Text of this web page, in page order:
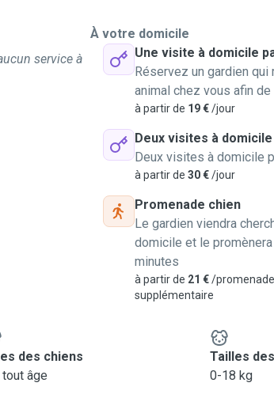
service à
À votre domicile
Une visite à domicile
Réservez un gardien
animal chez vous afin
à partir de 19 €/jour
Deux visites à
Deux visites à domicile
à partir de 30 €/jour
Promenade chien
Le gardien viendra
domicile et le
minutes
à partir de 21 €/
supplémentaire
des chiens
tout âge
Tailles
0-18 kg